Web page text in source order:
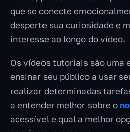
que se conecte
desperte sua curiosidade e
interesse ao longo do vídeo.
Os vídeos tutoriais são uma
ensinar seu público a usar
realizar determinadas
a entender melhor sobre o
acessível e qual a melhor